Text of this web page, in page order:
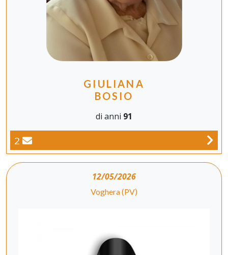
GIULIANA
BOSIO
di anni 91
2
12/05/2026
Voghera (PV)